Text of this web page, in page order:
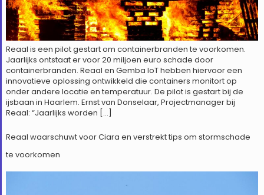
Reaal is een pilot gestart om containerbranden te voorkomen.
Jaarlijks ontstaat er voor 20 miljoen euro schade door
containerbranden. Reaal en Gemba IoT hebben hiervoor een
innovatieve oplossing ontwikkeld die containers monitort op
onder andere locatie en temperatuur. De pilot is gestart bij de
ijsbaan in Haarlem. Ernst van Donselaar, Projectmanager bij
Reaal: “Jaarlijks worden […]
Reaal waarschuwt voor Ciara en verstrekt tips om stormschade
te voorkomen